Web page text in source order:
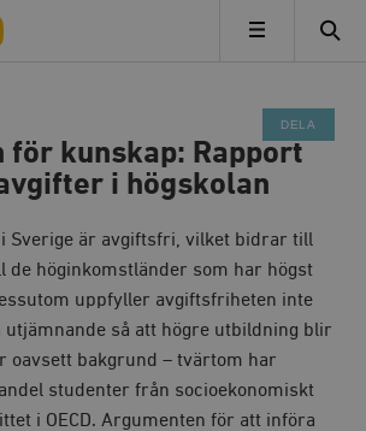
MENY
för kunskap: Rapport
i högskolan
Sverige är avgiftsfri, vilket bidrar till
de höginkomstländer som har högst
uppfyller avgiftsfriheten inte
utjämnande så att högre utbildning blir
oavsett bakgrund – tvärtom har
studenter från socioekonomiskt
i OECD. Argumenten för att införa
DELA